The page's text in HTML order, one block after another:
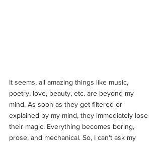
It seems, all amazing things like music,
poetry, love, beauty, etc. are beyond my
mind. As soon as they get filtered or
explained by my mind, they immediately lose
their magic. Everything becomes boring,
prose, and mechanical. So, I can't ask my